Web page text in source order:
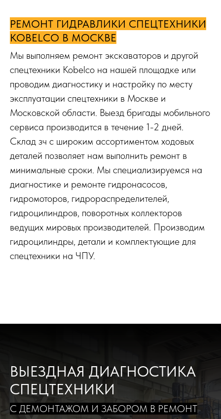
РЕМОНТ ГИДРАВЛИКИ СПЕЦТЕХНИКИ
KOBELCO В МОСКВЕ
Мы выполняем ремонт экскаваторов и другой
спецтехники Kobelco на нашей площадке или
проводим диагностику и настройку по месту
эксплуатации спецтехники в Москве и
Московской области. Выезд бригады мобильного
сервиса производится в течение 1-2 дней.
Склад зч с широким ассортиментом ходовых
деталей позволяет нам выполнить ремонт в
минимальные сроки. Мы специализируемся на
диагностике и ремонте гидронасосов,
гидромоторов, гидрораспределителей,
гидроцилиндров, поворотных коллекторов
ведущих мировых производителей. Производим
гидроцилиндры, детали и комплектующие для
спецтехники на ЧПУ.
ВЫЕЗДНАЯ ДИАГНОСТИКА
СПЕЦТЕХНИКИ
С ДЕМОНТАЖОМ И ЗАБОРОМ В РЕМОНТ